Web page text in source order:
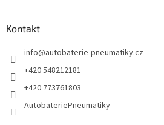
Kontakt
info@autobaterie-pneumatiky.cz
+420 548212181
+420 773761803
AutobateriePneumatiky